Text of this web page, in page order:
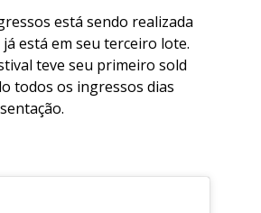
está sendo realizada
já está em seu terceiro lote.
teve seu primeiro sold
todos os ingressos dias